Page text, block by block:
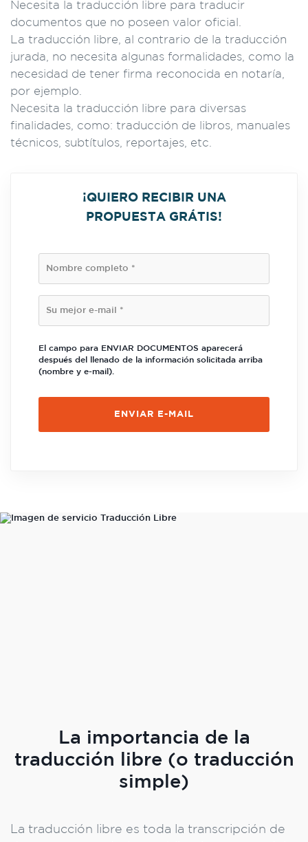
Necesita la traducción libre para traducir
documentos que no poseen valor oficial.
La traducción libre, al contrario de la traducción
jurada, no necesita algunas formalidades, como la
necesidad de tener firma reconocida en notaría,
por ejemplo.
Necesita la traducción libre para diversas
finalidades, como: traducción de libros, manuales
técnicos, subtítulos, reportajes, etc.
¡QUIERO RECIBIR UNA
PROPUESTA GRÁTIS!
El campo para ENVIAR DOCUMENTOS aparecerá
después del llenado de la información solicitada arriba
(nombre y e-mail).
La importancia de la
traducción libre (o traducción
simple)
La traducción libre es toda la transcripción de